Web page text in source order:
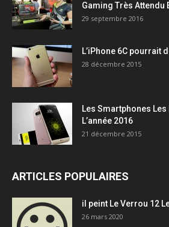
Gaming Très Attendu
29 septembre 2016
L’iPhone 6C pourrait
28 décembre 2015
Les Smartphones
L’année 2016
21 décembre 2015
ARTICLES POPULAIRES
il peint Le Verrou 12
26 mars 2020